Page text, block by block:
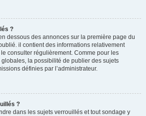
?
dessous des annonces sur la première page du
il contient des informations relativement
consulter régulièrement. Comme pour les
la possibilité de publier des sujets
définies par l’administrateur.
?
dans les sujets verrouillés et tout sondage y